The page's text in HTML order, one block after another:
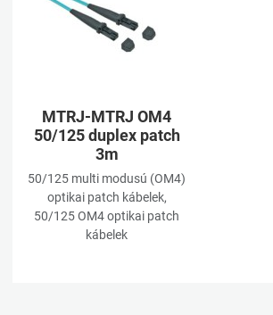
MTRJ-MTRJ OM4
50/125 duplex patch
3m
50/125 multi modusú (OM4)
optikai patch kábelek,
50/125 OM4 optikai patch
kábelek